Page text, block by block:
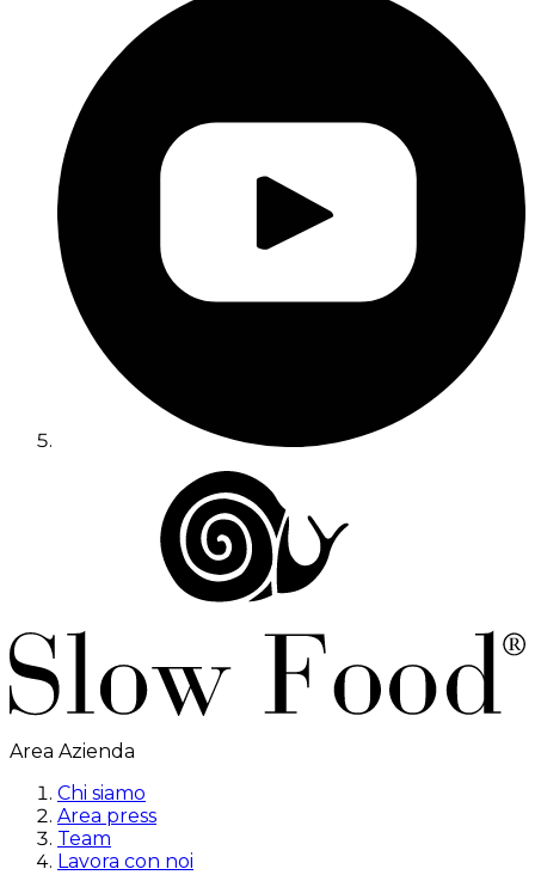
Area Azienda
Chi siamo
Area press
Team
Lavora con noi